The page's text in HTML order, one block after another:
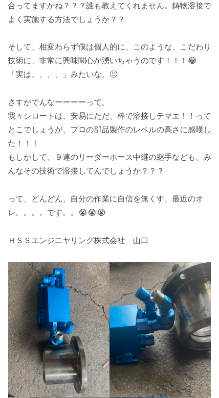
合ってますかね？？？誰も教えてくれません。鋳物溶接で
よく実施する方法でしょうか？？
そして、相変わらず僕は個人的に、このような、こだわり
技術に、非常に興味関心が湧いちゃうのです！！！😂
「実は、、、、」みたいな。🙂
さすがでんなーーーーって。
我々シロートは、安易にただ、棒で溶接しテマエ！！って
とこでしょうが、プロの部品製作のレベルの高さに感嘆し
た！！！
もしかして、９連のリーダーホース中継の継手なども、み
んなその技術で溶接してんでしょうか？？？
って、どんどん、自分の作業に自信を無くす、最近のオ
レ。。。。です。。😭😭😭
ＨＳＳエンジニヤリング株式会社 山口